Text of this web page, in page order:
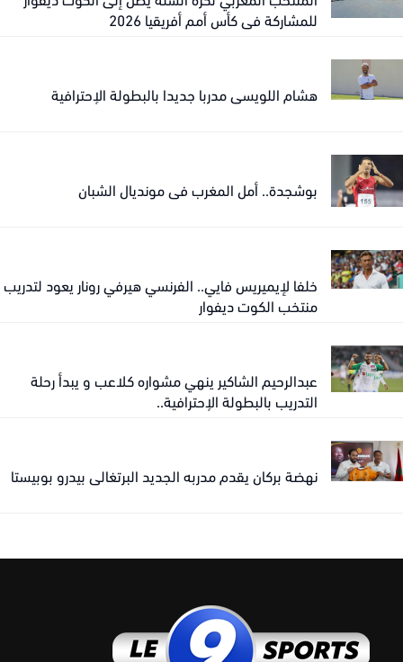
للمشاركة في كأس أمم أفريقيا 2026
هشام اللويسي مدربا جديدا بالبطولة الإحترافية
بوشجدة.. أمل المغرب في مونديال الشبان
خلفا لإيميريس فايي.. الفرنسي هيرفي رونار يعود لتدريب
منتخب الكوت ديفوار
عبدالرحيم الشاكير ينهي مشواره كلاعب و يبدأ رحلة
التدريب بالبطولة الإحترافية..
نهضة بركان يقدم مدربه الجديد البرتغالي بيدرو بوبيستا